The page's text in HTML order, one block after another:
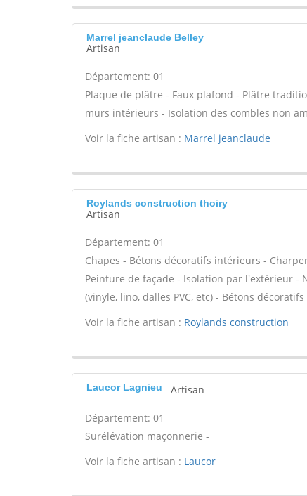
Marrel jeanclaude Belley
Artisan
Département: 01
Plaque de plâtre - Faux plafond - Plâtre
murs intérieurs - Isolation des combles non
Voir la fiche artisan : Marrel jeanclaude
Roylands construction thoiry
Artisan
Département: 01
Chapes - Bétons décoratifs intérieurs -
Peinture de façade - Isolation par l'extérieur -
(vinyle, lino, dalles PVC, etc) - Bétons
Voir la fiche artisan : Roylands construction
Laucor Lagnieu Artisan
Département: 01
Surélévation maçonnerie -
Voir la fiche artisan : Laucor